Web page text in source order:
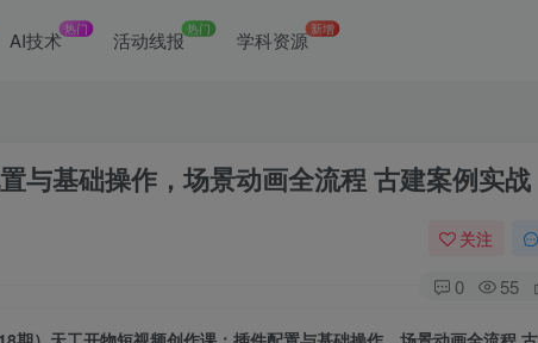
AI技术热门 活动线报热门 学科资源 新增
与基础操作，场景动画全流程 古建案例实战
关注
0 55